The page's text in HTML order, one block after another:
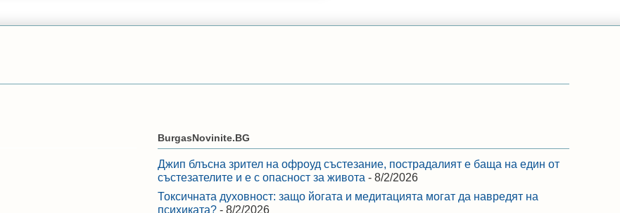
BurgasNovinite.BG
Джип блъсна зрител на офроуд състезание, пострадалият е баща на един от
състезателите и е с опасност за живота - 8/2/2026
Токсичната духовност: защо йогата и медитацията могат да навредят на
психиката? - 8/2/2026